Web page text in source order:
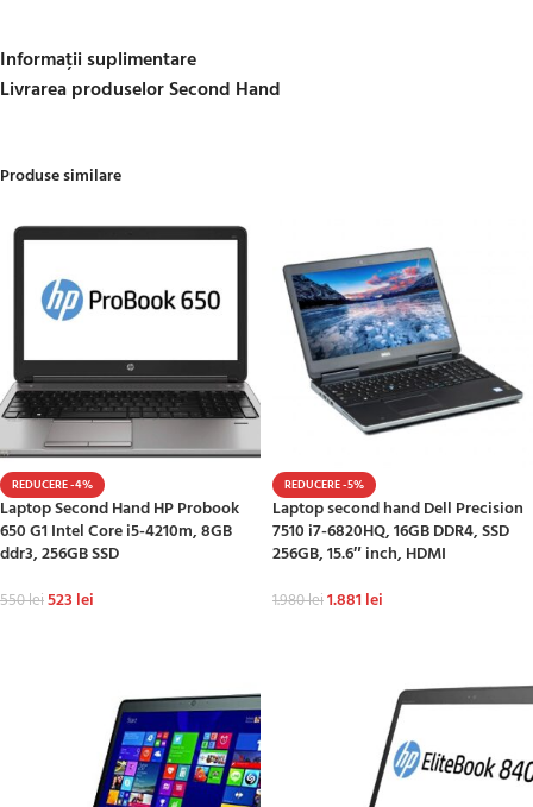
Informații suplimentare
Livrarea produselor Second Hand
Produse similare
REDUCERE -4%
Laptop Second Hand HP Probook
650 G1 Intel Core i5-4210m, 8GB
ddr3, 256GB SSD
550lei523 lei
REDUCERE -5%
Laptop second hand Dell Precision
7510 i7-6820HQ, 16GB DDR4, SSD
256GB, 15.6″ inch, HDMI
1.980lei1.881 lei